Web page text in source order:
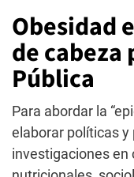
Obesidad
de cabeza
Pública
Para abordar la
elaborar políticas
investigaciones en